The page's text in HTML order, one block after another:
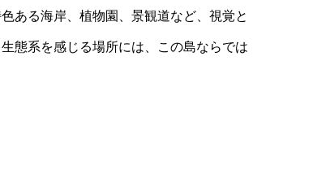
ある海岸、植物園、景観道など、視覚と
態系を感じる場所には、この島ならでは